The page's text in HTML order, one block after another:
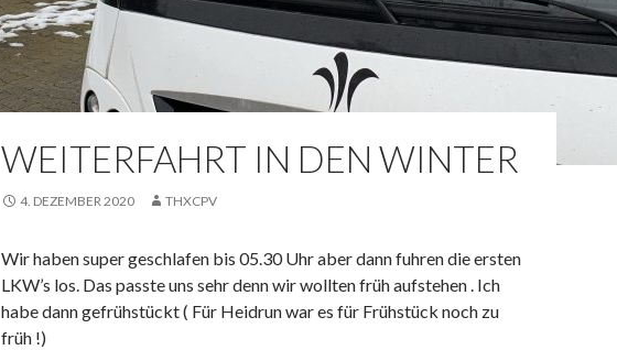
WEITERFAHRT IN DEN WINTER
4. DEZEMBER 2020 THXCPV
Wir haben super geschlafen bis 05.30 Uhr aber dann fuhren die ersten
LKW’s los. Das passte uns sehr denn wir wollten früh aufstehen . Ich
habe dann gefrühstückt ( Für Heidrun war es für Frühstück noch zu
früh !)